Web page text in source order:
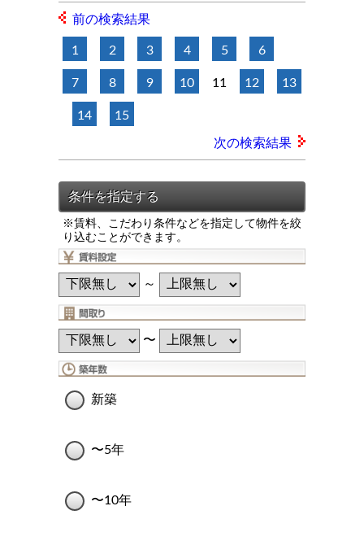
前の検索結果
1 2 3 4 5 6
7 8 9 10 11 12 13
14 15
次の検索結果
※賃料、こだわり条件などを指定して物件を絞
り込むことができます。
～
〜
新築
〜5年
〜10年